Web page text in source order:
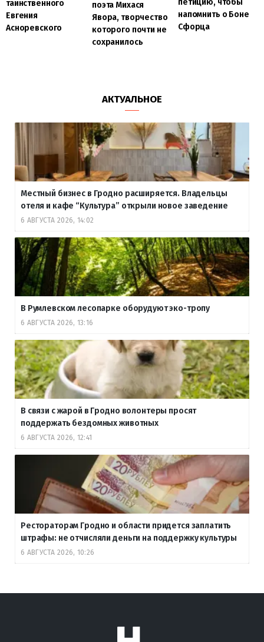
таинственного
Евгения
Асноревского
поэта Михася
Явора, творчество
которого почти не
сохранилось
напомнить о Боне
Сфорца
АКТУАЛЬНОЕ
Местный бизнес в Гродно расширяется. Владельцы
отеля и кафе “Культура” открыли новое заведение
6 АВГУСТА 2026, 14:02
В Румлевском лесопарке оборудуют эко-тропу
6 АВГУСТА 2026, 13:16
В связи с жарой в Гродно волонтеры просят
поддержать бездомных животных
6 АВГУСТА 2026, 12:41
Рестораторам Гродно и области придется заплатить
штрафы: не отчисляли деньги на поддержку культуры
6 АВГУСТА 2026, 10:26